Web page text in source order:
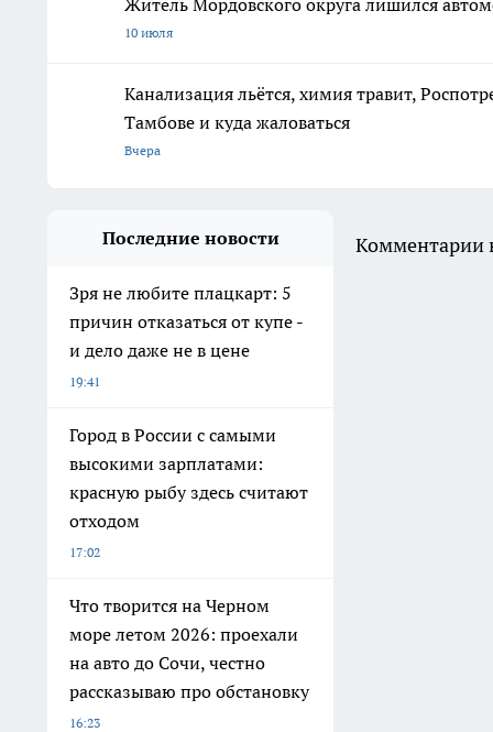
10 июля
Канализация льётся, химия травит,
Тамбове и куда жаловаться
Вчера
Последние новости
Зря не любите плацкарт: 5
причин отказаться от купе -
и дело даже не в цене
19:41
Город в России с самыми
высокими зарплатами:
красную рыбу здесь считают
отходом
17:02
Что творится на Черном
море летом 2026: проехали
на авто до Сочи, честно
рассказываю про обстановку
16:23
Комментарии